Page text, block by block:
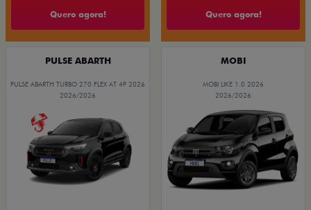
Quero agora! Quero agora!
PULSE ABARTH
PULSE ABARTH TURBO 270 FLEX AT 4P 2026
2026/2026
MOBI
MOBI LIKE 1.0 2026
2026/2026